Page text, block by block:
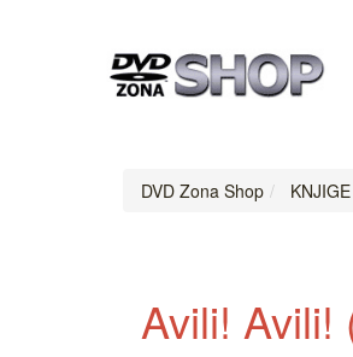
DVD Zona Shop
Avili! Avili!